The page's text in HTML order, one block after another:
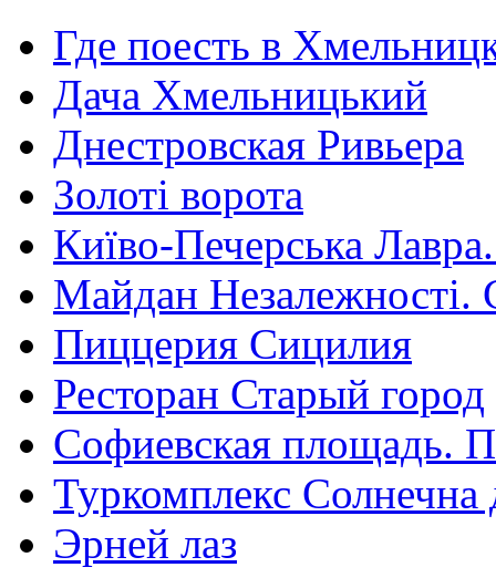
Где поесть в
Дача Хмельницький
Днестровская Ривьера
Золоті ворота
Київо-Печерська
Майдан Незалежності.
Пиццерия Сицилия
Ресторан Старый город
Софиевская площадь.
Туркомплекс Солнечна
Эрней лаз